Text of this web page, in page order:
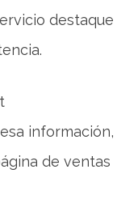
destaque
información,
de ventas